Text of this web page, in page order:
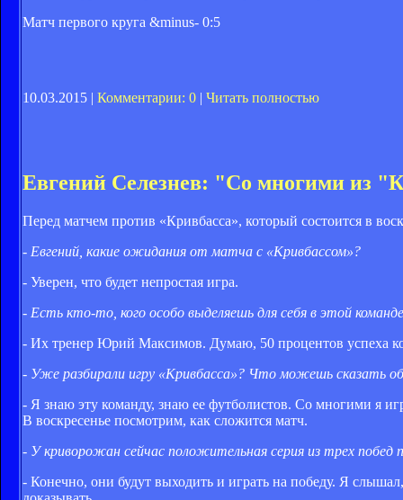
Матч первого круга &minus- 0:5
10.03.2015 | Комментарии: 0 | Читать полностью
Евгений Селезнев: "Со многими из
Перед матчем против «Кривбасса», который состоится в
- Евгений, какие ожидания от матча с «Кривбассом»?
- Уверен, что будет непростая игра.
- Есть кто-то, кого особо выделяешь для себя в этой
- Их тренер Юрий Максимов. Думаю, 50 процентов успеха
- Уже разбирали игру «Кривбасса»? Что можешь сказать
- Я знаю эту команду, знаю ее футболистов. Со многими я
В воскресенье посмотрим, как сложится матч.
- У криворожан сейчас положительная серия из трех
- Конечно, они будут выходить и играть на победу. Я